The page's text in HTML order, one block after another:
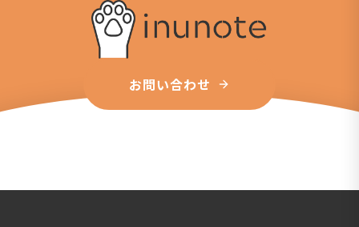
お問い合わせ